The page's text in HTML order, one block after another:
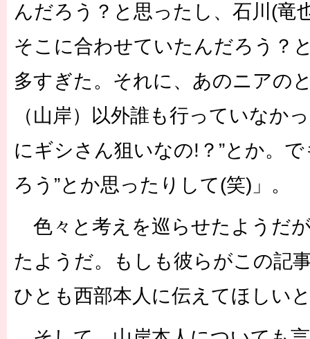
んだろう？と思ったし、石川(竜
そこに合わせていたんだろう？
多すぎた。それに、あのニアの
（山岸）以外誰も行っていなか
にギシさん狙いなの!？”とか。
ろう”とか思ったりして(笑)」。
色々と考えを巡らせたようだ
たようだ。もしも彼らがこの記
ひとも西部本人に伝えてほしい